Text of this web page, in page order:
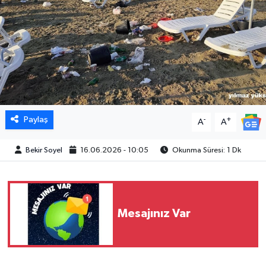
Paylaş A- A+
Bekir Soyel 16.06.2026 - 10:05 Okunma Süresi: 1 Dk
Mesajınız Var